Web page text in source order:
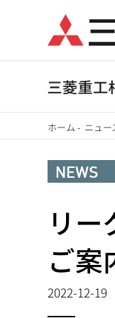
テ
ン
ホーム - ニュー
NEWS
リ
ご案
2022-12-19